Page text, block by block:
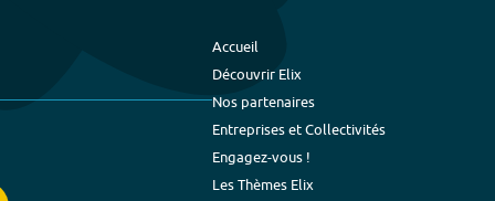
Accueil
Découvrir Elix
Nos partenaires
Entreprises et Collectivités
Engagez-vous !
Les Thèmes Elix